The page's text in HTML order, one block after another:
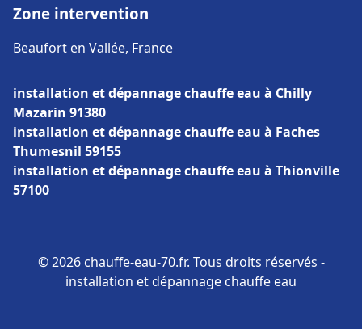
Zone intervention
Beaufort en Vallée, France
installation et dépannage chauffe eau à Chilly
Mazarin 91380
installation et dépannage chauffe eau à Faches
Thumesnil 59155
installation et dépannage chauffe eau à Thionville
57100
© 2026 chauffe-eau-70.fr. Tous droits réservés -
installation et dépannage chauffe eau